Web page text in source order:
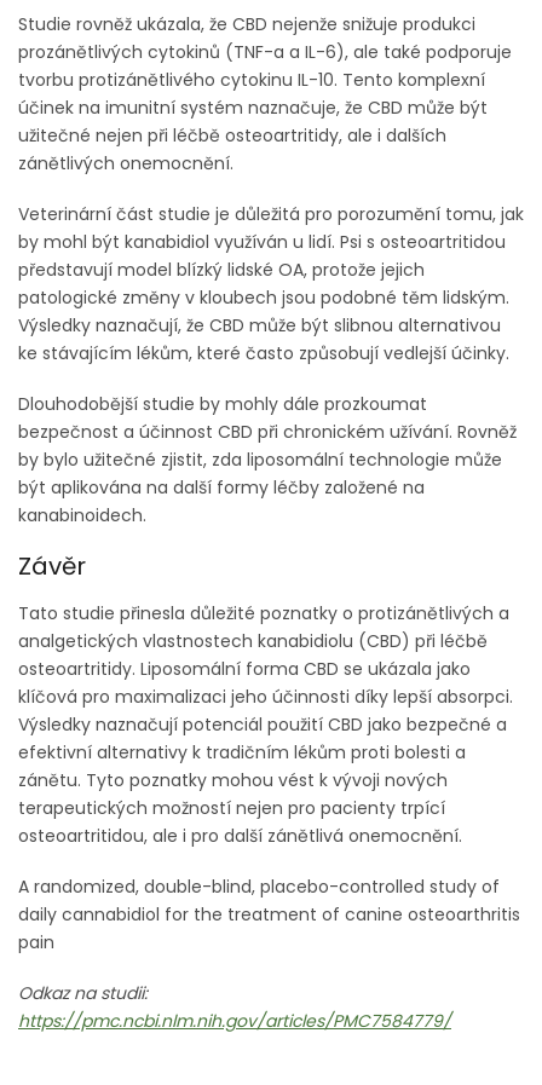
Studie rovněž ukázala, že CBD nejenže snižuje produkci
prozánětlivých cytokinů (TNF-a a IL-6), ale také podporuje
tvorbu protizánětlivého cytokinu IL-10. Tento komplexní
účinek na imunitní systém naznačuje, že CBD může být
užitečné nejen při léčbě osteoartritidy, ale i dalších
zánětlivých onemocnění.
Veterinární část studie je důležitá pro porozumění tomu, jak
by mohl být kanabidiol využíván u lidí. Psi s osteoartritidou
představují model blízký lidské OA, protože jejich
patologické změny v kloubech jsou podobné těm lidským.
Výsledky naznačují, že CBD může být slibnou alternativou
ke stávajícím lékům, které často způsobují vedlejší účinky.
Dlouhodobější studie by mohly dále prozkoumat
bezpečnost a účinnost CBD při chronickém užívání. Rovněž
by bylo užitečné zjistit, zda liposomální technologie může
být aplikována na další formy léčby založené na
kanabinoidech.
Závěr
Tato studie přinesla důležité poznatky o protizánětlivých a
analgetických vlastnostech kanabidiolu (CBD) při léčbě
osteoartritidy. Liposomální forma CBD se ukázala jako
klíčová pro maximalizaci jeho účinnosti díky lepší absorpci.
Výsledky naznačují potenciál použití CBD jako bezpečné a
efektivní alternativy k tradičním lékům proti bolesti a
zánětu. Tyto poznatky mohou vést k vývoji nových
terapeutických možností nejen pro pacienty trpící
osteoartritidou, ale i pro další zánětlivá onemocnění.
A randomized, double-blind, placebo-controlled study of
daily cannabidiol for the treatment of canine osteoarthritis
pain
Odkaz na studii:
https://pmc.ncbi.nlm.nih.gov/articles/PMC7584779/